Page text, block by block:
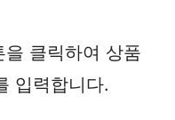
을 클릭하여 상품
입력합니다.